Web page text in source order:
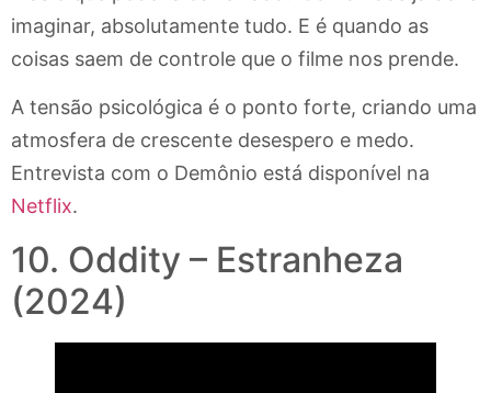
imaginar, absolutamente tudo. E é quando as
coisas saem de controle que o filme nos prende.
A tensão psicológica é o ponto forte, criando uma
atmosfera de crescente desespero e medo.
Entrevista com o Demônio está disponível na
Netflix.
10. Oddity – Estranheza
(2024)